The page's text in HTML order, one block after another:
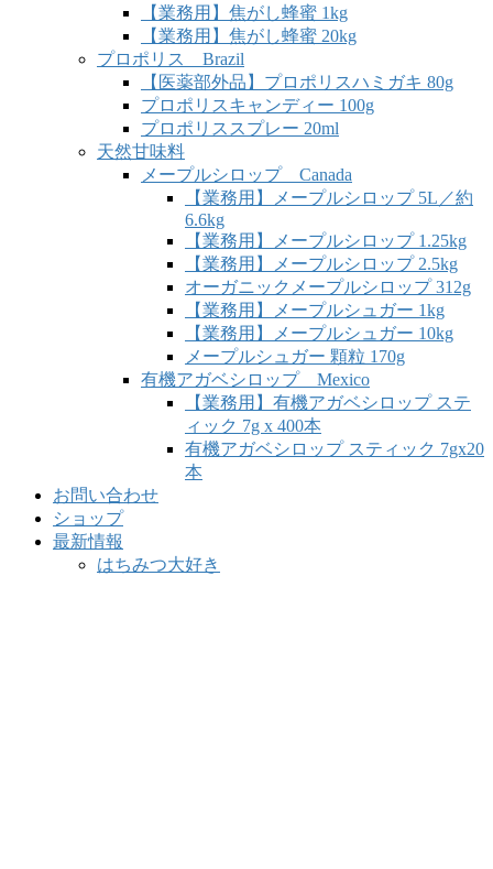
【業務用】焦がし蜂蜜 1kg
【業務用】焦がし蜂蜜 20kg
プロポリス Brazil
【医薬部外品】プロポリスハミガキ 80g
プロポリスキャンディー 100g
プロポリススプレー 20ml
天然甘味料
メープルシロップ Canada
【業務用】メープルシロップ 5L／約
6.6kg
【業務用】メープルシロップ 1.25kg
【業務用】メープルシロップ 2.5kg
オーガニックメープルシロップ 312g
【業務用】メープルシュガー 1kg
【業務用】メープルシュガー 10kg
メープルシュガー 顆粒 170g
有機アガベシロップ Mexico
【業務用】有機アガベシロップ ステ
ィック 7g x 400本
有機アガベシロップ スティック 7gx20
本
お問い合わせ
ショップ
最新情報
はちみつ大好き